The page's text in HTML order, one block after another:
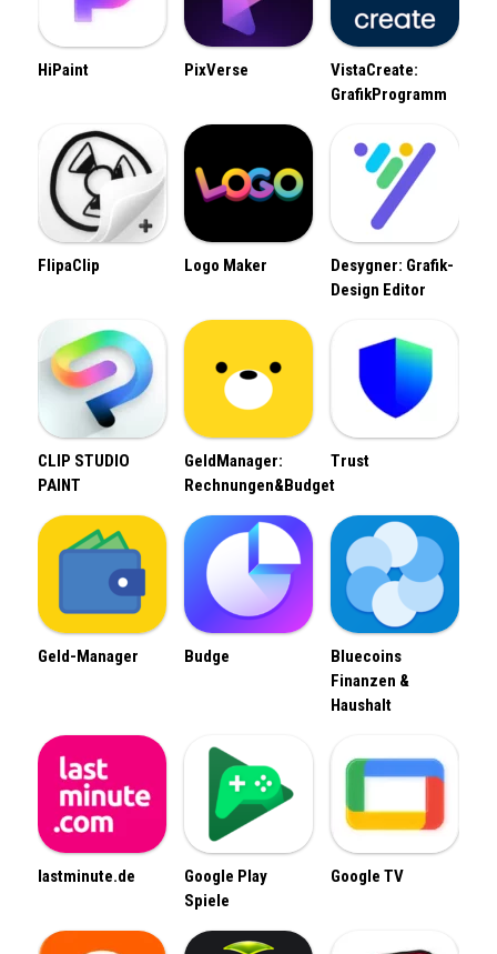
HiPaint PixVerse
VistaCreate:
GrafikProgramm
FlipaClip Logo Maker
Desygner: Grafik-
Design Editor
CLIP STUDIO
PAINT
GeldManager:
Rechnungen&Budget
Trust
Geld-Manager Budge
Bluecoins
Finanzen &
Haushalt
lastminute.de
Google Play
Spiele
Google TV